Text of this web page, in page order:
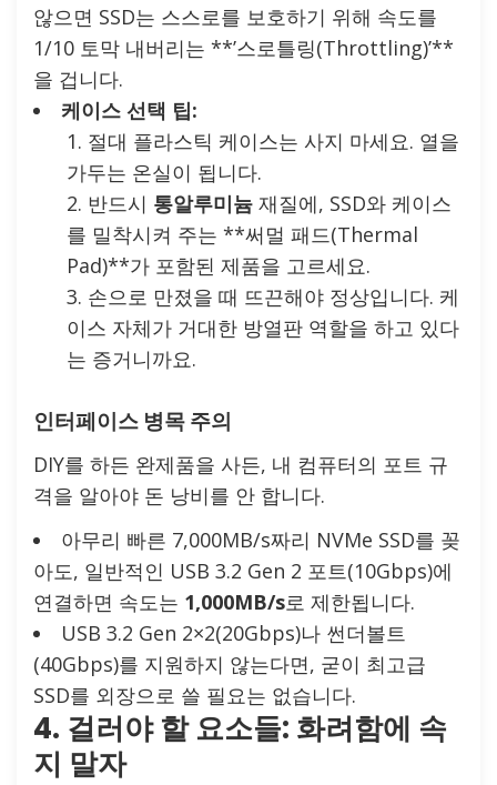
않으면 SSD는 스스로를 보호하기 위해 속도를
1/10 토막 내버리는 **’스로틀링(Throttling)’**
을 겁니다.
케이스 선택 팁:
절대 플라스틱 케이스는 사지 마세요. 열을
가두는 온실이 됩니다.
반드시 통알루미늄 재질에, SSD와 케이스
를 밀착시켜 주는 **써멀 패드(Thermal
Pad)**가 포함된 제품을 고르세요.
손으로 만졌을 때 뜨끈해야 정상입니다. 케
이스 자체가 거대한 방열판 역할을 하고 있다
는 증거니까요.
인터페이스 병목 주의
DIY를 하든 완제품을 사든, 내 컴퓨터의 포트 규
격을 알아야 돈 낭비를 안 합니다.
아무리 빠른 7,000MB/s짜리 NVMe SSD를 꽂
아도, 일반적인 USB 3.2 Gen 2 포트(10Gbps)에
연결하면 속도는 1,000MB/s로 제한됩니다.
USB 3.2 Gen 2×2(20Gbps)나 썬더볼트
(40Gbps)를 지원하지 않는다면, 굳이 최고급
SSD를 외장으로 쓸 필요는 없습니다.
4. 걸러야 할 요소들: 화려함에 속
지 말자